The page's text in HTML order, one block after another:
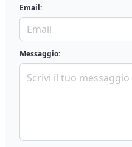
Email:
Messaggio: